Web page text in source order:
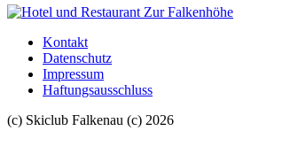
Kontakt
Datenschutz
Impressum
Haftungsausschluss
(c) Skiclub Falkenau (c) 2026